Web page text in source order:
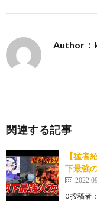
Author：
関連する記事
【猛者
下最強
0 投稿者